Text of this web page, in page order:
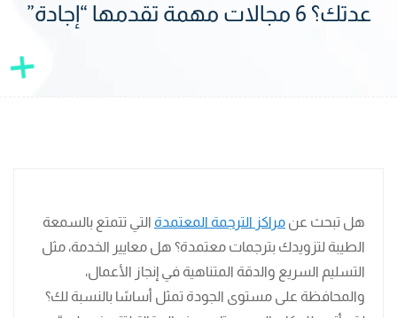
عدتك؟ 6 مجالات مهمة تقدمها “إجادة”
هل تبحث عن مراكز الترجمة المعتمدة التي تتمتع بالسمعة
الطيبة لتزويدك بترجمات معتمدة؟ هل معايير الخدمة، مثل
التسليم السريع والدقة المتناهية في إنجاز الأعمال،
والمحافظة على مستوى الجودة تمثل أساسًا بالنسبة لك؟